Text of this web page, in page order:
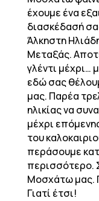
έχουμε ένα
διασκέδασή
Άλκηστη
Μεταξάς.
γλέντι μέχρι…
εδώ σας
μας. Παρέα
ηλικίας να
μέχρι
του
περάσουμε
περισσότερο.
Μοσχάτω μας.
Γιατί έτσι!